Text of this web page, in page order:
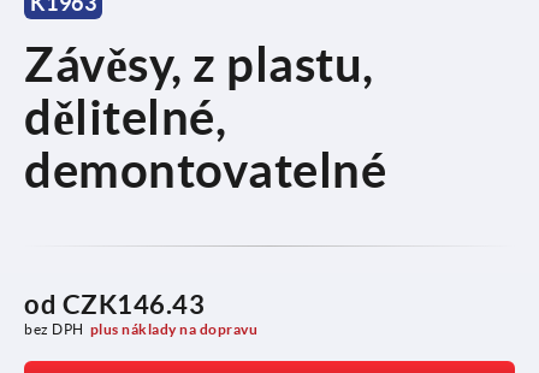
Závěsy, z plastu,
dělitelné,
demontovatelné
od CZK146.43
bez DPH plus náklady na dopravu